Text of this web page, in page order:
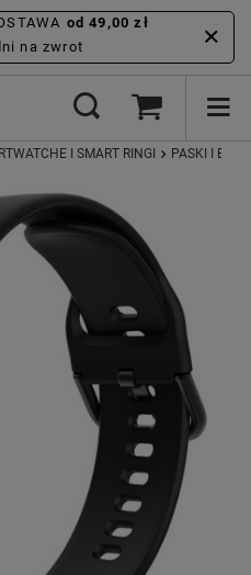
od 49,00 zł
na zwrot
I SMART RINGI PASKI I ETUI